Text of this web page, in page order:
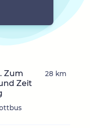
Zum
Zeit
28 km